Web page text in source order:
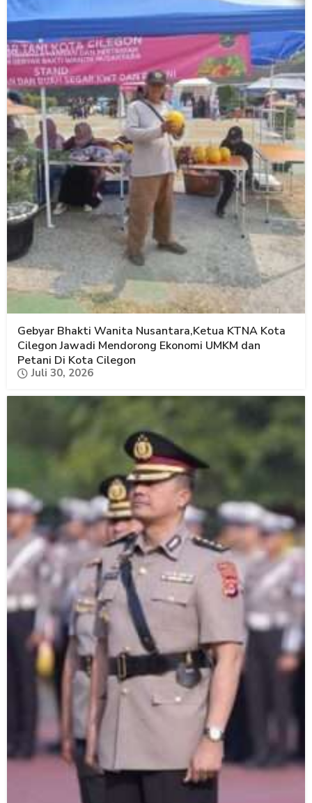
Gebyar Bhakti Wanita Nusantara,Ketua KTNA Kota
Cilegon Jawadi Mendorong Ekonomi UMKM dan
Petani Di Kota Cilegon
Juli 30, 2026